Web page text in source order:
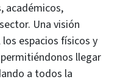
académicos,
Una visión
espacios físicos y
llegar
a todos la